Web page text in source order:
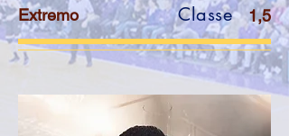
Extremo Classe 1,5